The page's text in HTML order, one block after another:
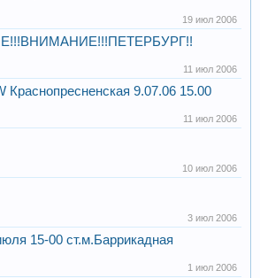
19 июл 2006
11 июл 2006
9.07.06 15.00
11 июл 2006
10 июл 2006
3 июл 2006
15-00 ст.м.Баррикадная
1 июл 2006